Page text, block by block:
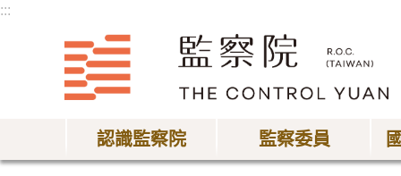
:::
認識監察院 監察委員